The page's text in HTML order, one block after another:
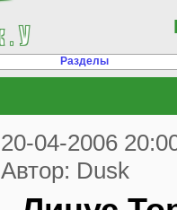
Разделы
20-04-2006
Автор: Dusk